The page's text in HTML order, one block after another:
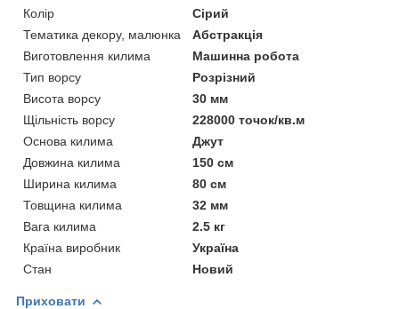
Колір
Сірий
Тематика декору, малюнка
Абстракція
Виготовлення килима
Машинна робота
Тип ворсу
Розрізний
Висота ворсу
30 мм
Щільність ворсу
228000 точок/кв.м
Основа килима
Джут
Довжина килима
150 см
Ширина килима
80 см
Товщина килима
32 мм
Вага килима
2.5 кг
Країна виробник
Україна
Стан
Новий
Приховати